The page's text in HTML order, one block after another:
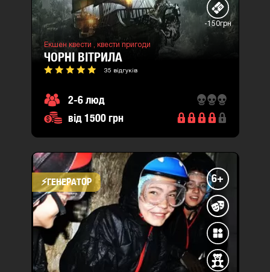
-150грн
Екшен квести , квести пригоди
ЧОРНІ ВІТРИЛА
35 відгуків
2-6 люд
від 1500 грн
⚡​ГЕНЕРАТОР 6+